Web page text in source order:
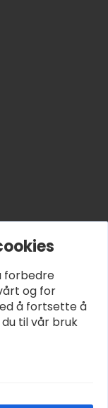
forbedre
og for
å fortsette å
til vår bruk